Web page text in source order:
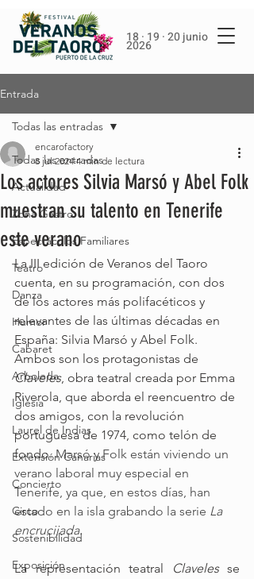
18 · 19 · 20 junio
2026
Entrada
Todas las entradas
Actualidad
Zona Gastro
Espectáculos Familiares
Teatro
Danza
Humor
Cabaret
Arboleda
Iglesia
Laurel de Indias
Extensión Canarias
Concierto
Circo
Sostenibilidad
Exposición
Todas las entradas
Los actores Silvia Marsó y Abel Folk
muestran su talento en Tenerife
este verano
encarofactory
8 jul 2024 4 min de lectura
La III edición de Veranos del Taoro
cuenta, en su programación, con dos
de los actores más polifacéticos y
relevantes de las últimas décadas en
España: Silvia Marsó y Abel Folk.
Ambos son los protagonistas de
Claveles, obra teatral creada por Emma
Riverola, que aborda el reencuentro de
dos amigos, con la revolución
portuguesa de 1974, como telón de
fondo. Marsó y Folk están viviendo un
verano laboral muy especial en
Tenerife, ya que, en estos días, han
estado en la isla grabando la serie La
encrucijada.
La representación teatral Claveles se